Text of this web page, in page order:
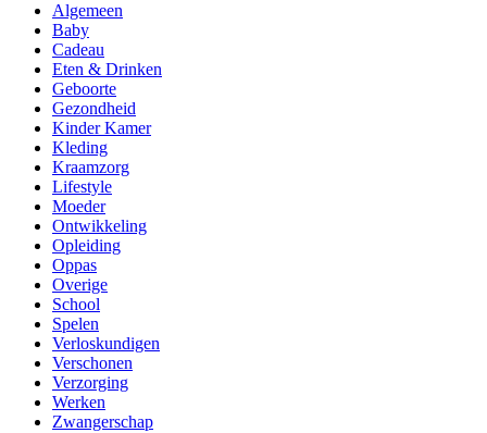
Algemeen
Baby
Cadeau
Eten & Drinken
Geboorte
Gezondheid
Kinder Kamer
Kleding
Kraamzorg
Lifestyle
Moeder
Ontwikkeling
Opleiding
Oppas
Overige
School
Spelen
Verloskundigen
Verschonen
Verzorging
Werken
Zwangerschap